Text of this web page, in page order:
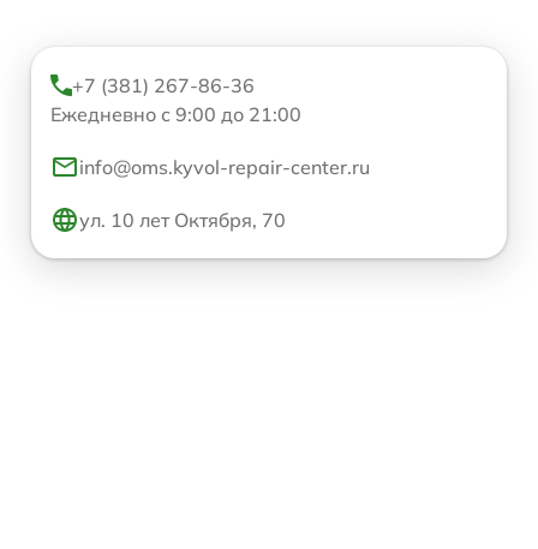
+7 (381) 267-86-36
Ежедневно с 9:00 до 21:00
info@oms.kyvol-repair-center.ru
ул. 10 лет Октября, 70